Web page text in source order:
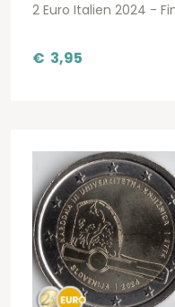
2 Euro Italien 2024 -
€ 3,95